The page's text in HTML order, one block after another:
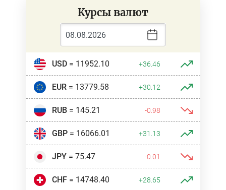
Курсы валют
USD= 11952.10 +36.46
EUR= 13779.58 +30.12
RUB= 145.21 -0.98
GBP= 16066.01 +31.13
JPY= 75.47 -0.01
CHF= 14748.40 +28.65